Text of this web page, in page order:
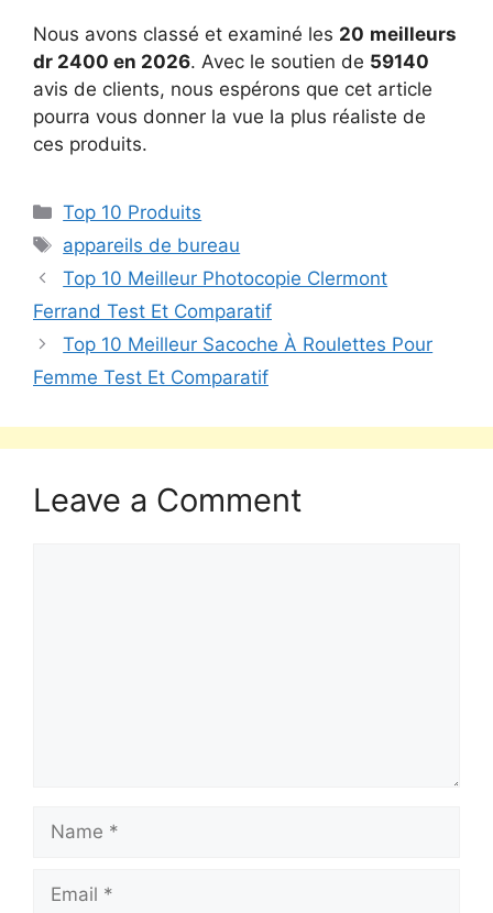
Nous avons classé et examiné les 20 meilleurs
dr 2400 en 2026. Avec le soutien de 59140
avis de clients, nous espérons que cet article
pourra vous donner la vue la plus réaliste de
ces produits.
Top 10 Produits
appareils de bureau
Top 10 Meilleur Photocopie Clermont
Ferrand Test Et Comparatif
Top 10 Meilleur Sacoche À Roulettes Pour
Femme Test Et Comparatif
Leave a Comment